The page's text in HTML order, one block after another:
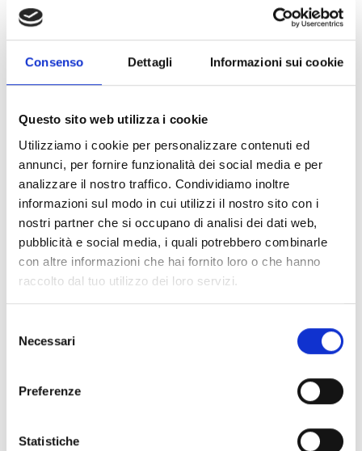
Consenso Dettagli Informazioni sui cookie
Questo sito web utilizza i cookie
Utilizziamo i cookie per personalizzare contenuti ed
annunci, per fornire funzionalità dei social media e per
analizzare il nostro traffico. Condividiamo inoltre
informazioni sul modo in cui utilizzi il nostro sito con i
nostri partner che si occupano di analisi dei dati web,
pubblicità e social media, i quali potrebbero combinarle
con altre informazioni che hai fornito loro o che hanno
raccolto dal tuo utilizzo dei loro servizi.
delNecessari
Preferenze
Statistiche
Accesorios bases EB00 - Materiales(47)
Accesorios para la prueba de detectores - Materiales
Accesorios para detectores Enea - Materiales (35)
Accesorios Senseware
Accesorios de la serie Industrial (17)
Seleccionar todo
Inicia sesión antes de descargar los contenidos con el
iconolock
BUSCAR
BORRAR FILTROS